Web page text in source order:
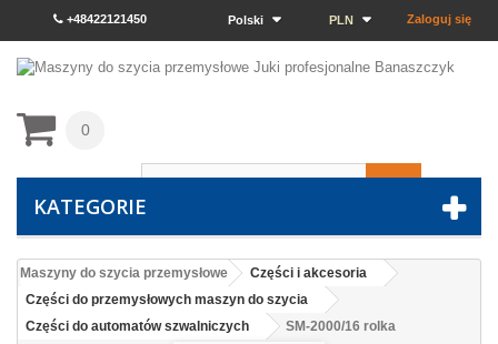
Zaloguj się
PLN
Polski
+48422121450
0
KATEGORIE
Maszyny do szycia przemysłowe
Części i akcesoria
Części do przemysłowych maszyn do szycia
Części do automatów szwalniczych
SM-2000/16 rolka